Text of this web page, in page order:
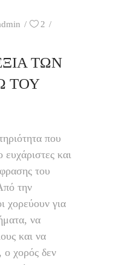
2
ΤΩΝ
ΤΟΥ
που
ευχάριστες και
του
την
χορεύουν για
να
και να
χορός δεν